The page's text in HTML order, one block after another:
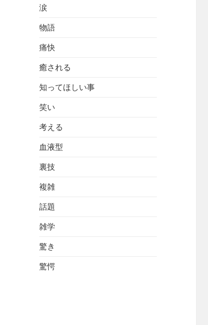
涙
物語
痛快
癒される
知ってほしい事
笑い
考える
血液型
裏技
複雑
話題
雑学
驚き
驚愕